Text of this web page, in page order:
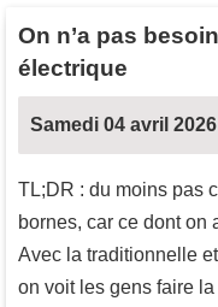
On n’a pas
électrique
Samedi 04 avril 2026
TL;DR : du moins pas
bornes, car ce dont on
Avec la traditionnelle
on voit les gens faire